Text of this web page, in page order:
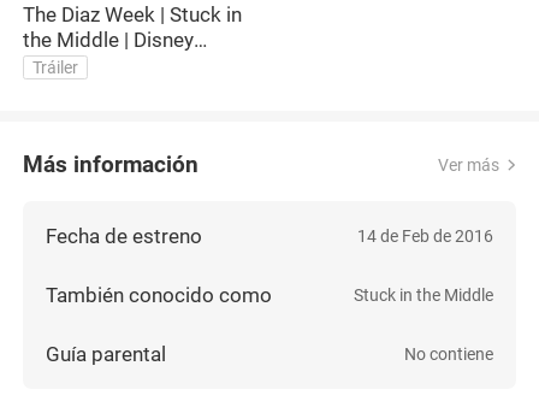
The Diaz Week | Stuck in
the Middle | Disney
Channel
Tráiler
Más información Ver más
Fecha de estreno 14 de Feb de 2016
También conocido como Stuck in the Middle
Guía parental No contiene